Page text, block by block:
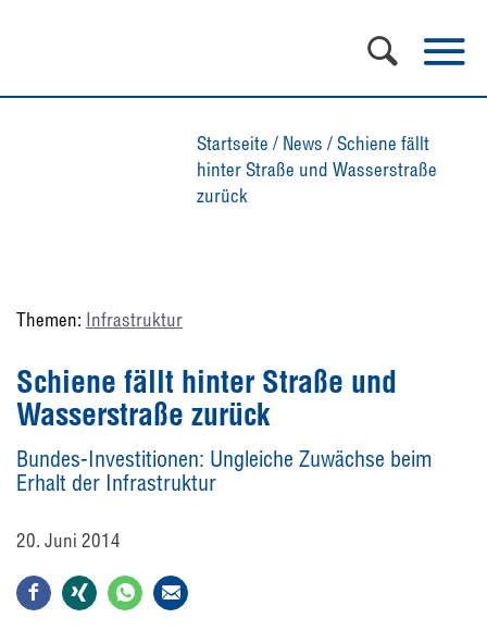
Startseite / News /Schiene fällt
hinter Straße und Wasserstraße
zurück
Themen: Infrastruktur
Schiene fällt hinter Straße und
Wasserstraße zurück
Bundes-Investitionen: Ungleiche Zuwächse beim
Erhalt der Infrastruktur
20. Juni 2014